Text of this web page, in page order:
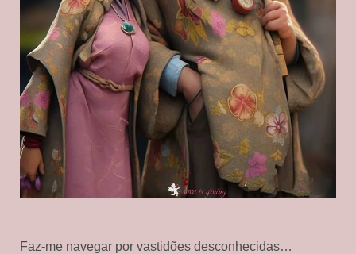
Faz-me navegar por vastidões desconhecidas…